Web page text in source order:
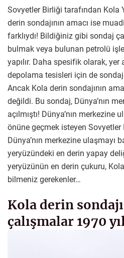
Sovyetler Birliği tarafından Kola
derin sondajının amacı ise
farklıydı! Bildiğiniz gibi sondaj
bulmak veya bulunan petrolü
yapılır. Daha spesifik olarak, yer
depolama tesisleri için de sondaj
Ancak Kola derin sondajının
değildi. Bu sondaj, Dünya’nın
açılmıştı! Dünya’nın merkezine
önüne geçmek isteyen Sovyetler
Dünya’nın merkezine ulaşmayı
yeryüzündeki en derin yapay
yeryüzünün en derin çukuru,
bilmeniz gerekenler…
Kola derin
çalışmalar 1970